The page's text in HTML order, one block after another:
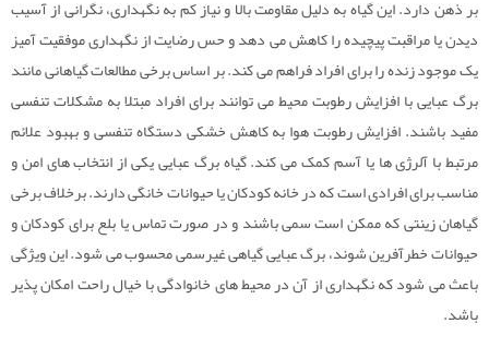
بر ذهن دارد. این گیاه به دلیل مقاومت بالا و نیاز کم به نگهداری، نگرانی از آسیب
دیدن یا مراقبت پیچیده را کاهش می دهد و حس رضایت از نگهداری موفقیت آمیز
یک موجود زنده را برای افراد فراهم می کند. بر اساس برخی مطالعات گیاهانی مانند
برگ عبایی با افزایش رطوبت محیط می توانند برای افراد مبتلا به مشکلات تنفسی
مفید باشند. افزایش رطوبت هوا به کاهش خشکی دستگاه تنفسی و بهبود علائم
مرتبط با آلرژی ها یا آسم کمک می کند. گیاه برگ عبایی یکی از انتخاب های امن و
مناسب برای افرادی است که در خانه کودکان یا حیوانات خانگی دارند. برخلاف برخی
گیاهان زینتی که ممکن است سمی باشند و در صورت تماس یا بلع برای کودکان و
حیوانات خطرآفرین شوند، برگ عبایی گیاهی غیرسمی محسوب می شود. این ویژگی
باعث می شود که نگهداری از آن در محیط های خانوادگی با خیال راحت امکان پذیر
باشد.